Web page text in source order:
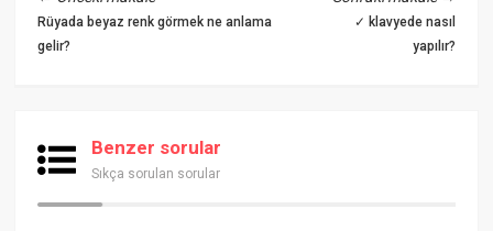
Rüyada beyaz renk görmek ne anlama
gelir?
✓ klavyede nasıl
yapılır?
Benzer sorular
Sıkça sorulan sorular